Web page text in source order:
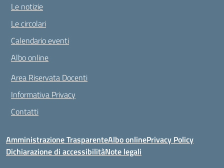
Le notizie
Le circolari
Calendario eventi
Albo online
Area Riservata Docenti
Informativa Privacy
Contatti
Amministrazione TrasparenteAlbo onlinePrivacy Policy
Dichiarazione di accessibilitàNote legali